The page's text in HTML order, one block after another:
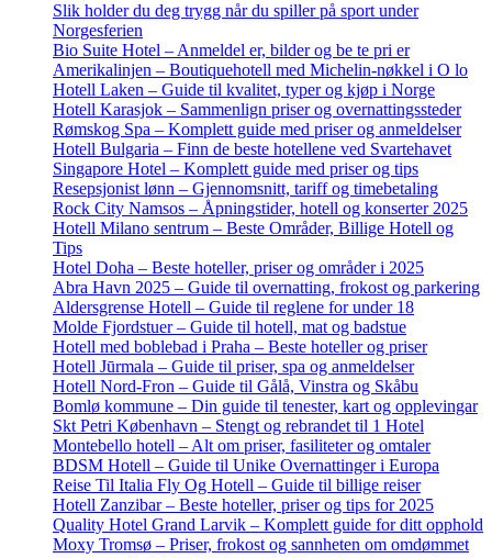
Slik holder du deg trygg når du spiller på sport under
Norgesferien
Bio Suite Hotel – Anmeldel er, bilder og be te pri er
Amerikalinjen – Boutiquehotell med Michelin-nøkkel i O lo
Hotell Laken – Guide til kvalitet, typer og kjøp i Norge
Hotell Karasjok – Sammenlign priser og overnattingssteder
Rømskog Spa – Komplett guide med priser og anmeldelser
Hotell Bulgaria – Finn de beste hotellene ved Svartehavet
Singapore Hotel – Komplett guide med priser og tips
Resepsjonist lønn – Gjennomsnitt, tariff og timebetaling
Rock City Namsos – Åpningstider, hotell og konserter 2025
Hotell Milano sentrum – Beste Områder, Billige Hotell og
Tips
Hotel Doha – Beste hoteller, priser og områder i 2025
Abra Havn 2025 – Guide til overnatting, frokost og parkering
Aldersgrense Hotell – Guide til reglene for under 18
Molde Fjordstuer – Guide til hotell, mat og badstue
Hotell med boblebad i Praha – Beste hoteller og priser
Hotell Jūrmala – Guide til priser, spa og anmeldelser
Hotell Nord-Fron – Guide til Gålå, Vinstra og Skåbu
Bomlø kommune – Din guide til tenester, kart og opplevingar
Skt Petri København – Stengt og rebrandet til 1 Hotel
Montebello hotell – Alt om priser, fasiliteter og omtaler
BDSM Hotell – Guide til Unike Overnattinger i Europa
Reise Til Italia Fly Og Hotell – Guide til billige reiser
Hotell Zanzibar – Beste hoteller, priser og tips for 2025
Quality Hotel Grand Larvik – Komplett guide for ditt opphold
Moxy Tromsø – Priser, frokost og sannheten om omdømmet